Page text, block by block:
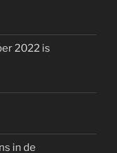
2022 is
in de